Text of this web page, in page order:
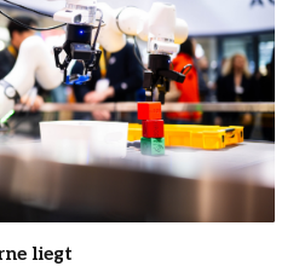
liegt